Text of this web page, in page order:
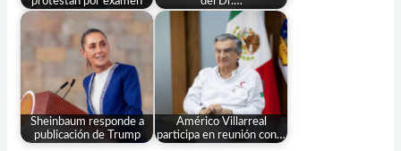
Sheinbaum responde a
publicación de Trump
Américo Villarreal
participa en reunión con…